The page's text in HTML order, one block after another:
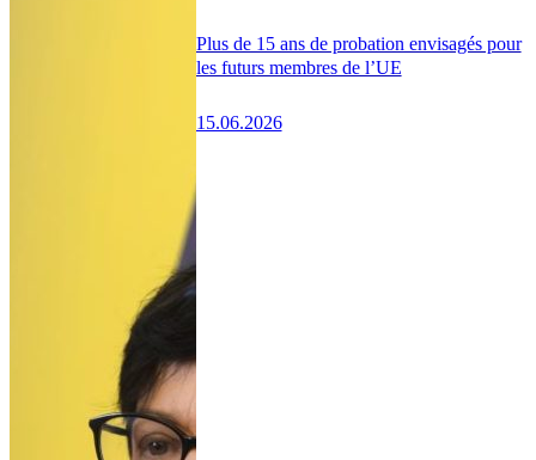
Plus de 15 ans de probation envisagés pour
les futurs membres de l’UE
15.06.2026